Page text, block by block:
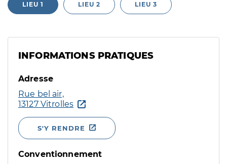
LIEU 1 LIEU 2 LIEU 3
INFORMATIONS PRATIQUES
Adresse
Rue bel air,
13127 Vitrolles
S'Y RENDRE
Conventionnement